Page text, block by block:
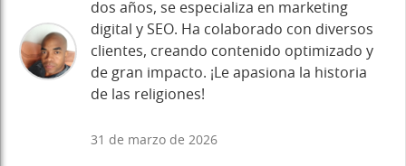
dos años, se especializa en marketing
digital y SEO. Ha colaborado con diversos
clientes, creando contenido optimizado y
de gran impacto. ¡Le apasiona la historia
de las religiones!
31 de marzo de 2026